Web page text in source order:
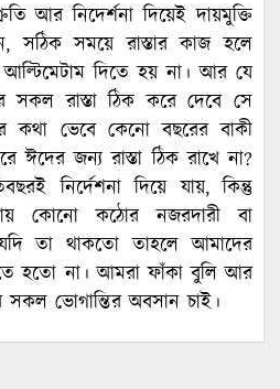
আর নিদের্শনা দিয়েই দায়মুক্তি
সঠিক সময়ে রাস্তার কাজ হলে
দিতে হয় না। আর যে
সকল রাস্তা ঠিক করে দেবে সে
কথা ভেবে কেনো বছরের বাকী
জন্য রাস্তা ঠিক রাখে না?
নির্দেশনা দিয়ে যায়, কিন্তু
কোনো কঠোর নজরদারী বা
তা থাকতো তাহলে আমাদের
হতো না। আমরা ফাঁকা বুলি আর
সকল ভোগান্তির অবসান চাই।